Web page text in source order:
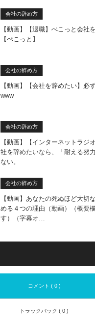
会社の辞め方
【動画】【退職】ぺこっと会社
【ぺこっと】
会社の辞め方
【動画】【会社を辞めたい】必
www
会社の辞め方
【動画】【インターネットラジ
社を辞めたいなら、「耐える努
ない。
会社の辞め方
【動画】あなたの死ぬほど大切
める４つの理由（動画）（概要
す）（字幕オ…
コメント ( 0 )
トラックバック ( 0 )